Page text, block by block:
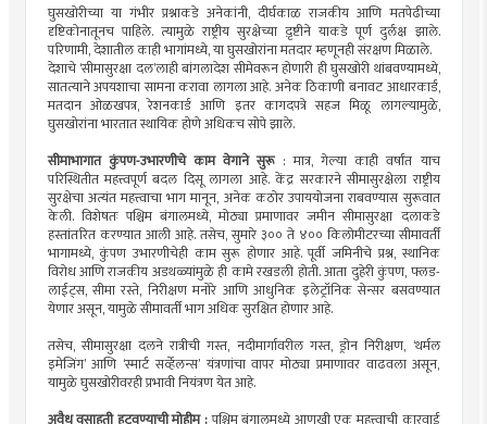
घुसखोरीच्या या गंभीर प्रश्नाकडे अनेकांनी, दीर्घकाळ राजकीय आणि मतपेढीच्या
दृष्टिकोनातूनच पाहिले. त्यामुळे राष्ट्रीय सुरक्षेच्या द़ृष्टीने याकडे पूर्ण दुर्लक्ष झाले.
परिणामी, देशातील काही भागांमध्ये, या घुसखोरांना मतदार म्हणूनही संरक्षण मिळाले.
देशाचे ‘सीमासुरक्षा दल’लाही बांगलादेश सीमेवरून होणारी ही घुसखोरी थांबवण्यामध्ये,
सातत्याने अपयशाचा सामना करावा लागला आहे. अनेक ठिकाणी बनावट आधारकार्ड,
मतदान ओळखपत्र, रेशनकार्ड आणि इतर कागदपत्रे सहज मिळू लागल्यामुळे,
घुसखोरांना भारतात स्थायिक होणे अधिकच सोपे झाले.
सीमाभागात कुंपण-उभारणीचे काम वेगाने सुरू : मात्र, गेल्या काही वर्षांत याच
परिस्थितीत महत्त्वपूर्ण बदल दिसू लागला आहे. केंद्र सरकारने सीमासुरक्षेला राष्ट्रीय
सुरक्षेचा अत्यंत महत्त्वाचा भाग मानून, अनेक कठोर उपाययोजना राबवण्यास सुरूवात
केली. विशेषतः पश्चिम बंगालमध्ये, मोठ्या प्रमाणावर जमीन सीमासुरक्षा दलाकडे
हस्तांतरित करण्यात आली आहे. तसेच, सुमारे ३०० ते ४०० किलोमीटरच्या सीमावर्ती
भागामध्ये, कुंपण उभारणीचेही काम सुरू होणार आहे. पूर्वी जमिनीचे प्रश्न, स्थानिक
विरोध आणि राजकीय अडथळ्यांमुळे ही कामे रखडली होती. आता दुहेरी कुंपण, फ्लड-
लाईट्स, सीमा रस्ते, निरीक्षण मनोरे आणि आधुनिक इलेट्रॉनिक सेन्सर बसवण्यात
येणार असून, यामुळे सीमावर्ती भाग अधिक सुरक्षित होणार आहे.
तसेच, सीमासुरक्षा दलने रात्रीची गस्त, नदीमार्गावरील गस्त, ड्रोन निरीक्षण, ‘थर्मल
इमेजिंग’ आणि ‘स्मार्ट सर्व्हेलन्स’ यंत्रणांचा वापर मोठ्या प्रमाणावर वाढवला असून,
यामुळे घुसखोरीवरही प्रभावी नियंत्रण येत आहे.